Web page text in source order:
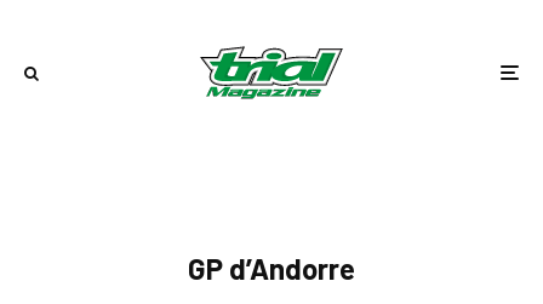
GP d’Andorre